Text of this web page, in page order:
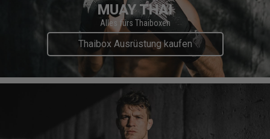
MUAY THAI
Alles fürs Thaiboxen
Thaibox Ausrüstung kaufen